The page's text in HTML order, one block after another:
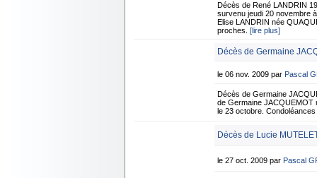
Décès de René LANDRIN
survenu jeudi 20 novembre
Elise LANDRIN née
proches. [lire plus]
Décès de Germaine
le 06 nov. 2009 par Pascal
Décès de Germaine
de Germaine JACQUEMOT
le 23 octobre.
Décès de Lucie
le 27 oct. 2009 par Pascal